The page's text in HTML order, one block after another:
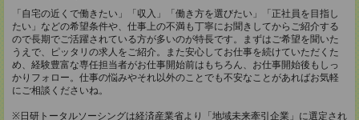
「自宅の近くで働きたい」「収入」「働き方を選びたい」「正社員を目指し
たい」などの希望条件や、仕事上の不満も丁寧にお聞きしてからご紹介する
ので長期でご活躍されている方が多いのが特長です。まずはご希望を聞いた
うえで、ピッタリの求人をご紹介。また安心してお仕事を続けていただくた
め、経験豊富な専任担当者がお仕事開始前はもちろん、お仕事開始後もしっ
かりフォロー。仕事の悩みやそれ以外のことでも不安なことがあればお気軽
にご相談くださいね。
※日研トータルソーシングは経済産業省より「地域未来牽引企業」に選定され